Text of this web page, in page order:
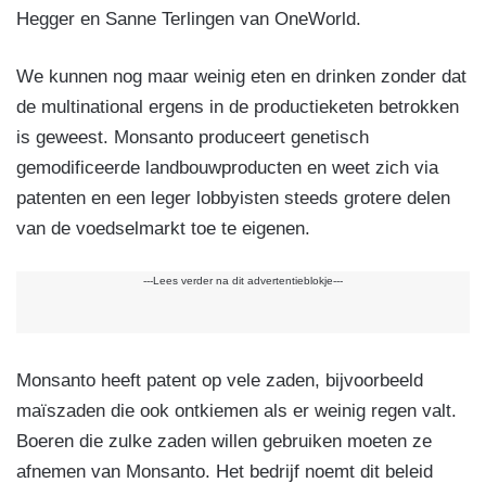
k
Hegger en Sanne Terlingen van OneWorld.
We kunnen nog maar weinig eten en drinken zonder dat
de multinational ergens in de productieketen betrokken
is geweest. Monsanto produceert genetisch
gemodificeerde landbouwproducten en weet zich via
patenten en een leger lobbyisten steeds grotere delen
van de voedselmarkt toe te eigenen.
---Lees verder na dit advertentieblokje---
Monsanto heeft patent op vele zaden, bijvoorbeeld
maïszaden die ook ontkiemen als er weinig regen valt.
Boeren die zulke zaden willen gebruiken moeten ze
afnemen van Monsanto. Het bedrijf noemt dit beleid